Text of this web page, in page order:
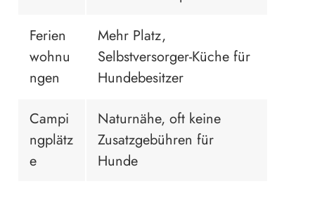
Ferien
wohnu
ngen
Mehr Platz,
Selbstversorger-Küche für
Hundebesitzer
Campi
ngplätz
e
Naturnähe, oft keine
Zusatzgebühren für
Hunde